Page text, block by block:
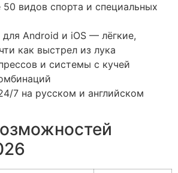
видов спорта и специальных
Android и iOS — лёгкие,
как выстрел из лука
и системы с кучей
7 на русском и английском